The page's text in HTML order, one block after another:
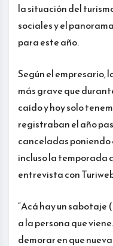
la situación del
sociales y el
para este año.
Según el empresario,
más grave que
caído y hoy solo
registraban el año
canceladas poniendo
incluso la temporada
entrevista con
“Acá hay un
a la persona que
demorar en que